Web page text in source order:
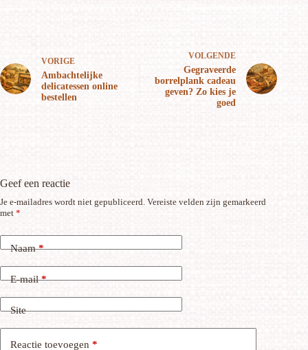
VORIGE
Ambachtelijke
delicatessen online
bestellen
VOLGENDE
Gegraveerde
borrelplank cadeau
geven? Zo kies je
goed
Geef een reactie
Je e-mailadres wordt niet gepubliceerd. Vereiste velden zijn gemarkeerd
met *
Naam*
E-mail*
Site
Reactie toevoegen *